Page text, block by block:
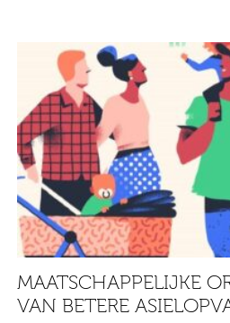
MAATSCHAPPELIJKE
VAN BETERE